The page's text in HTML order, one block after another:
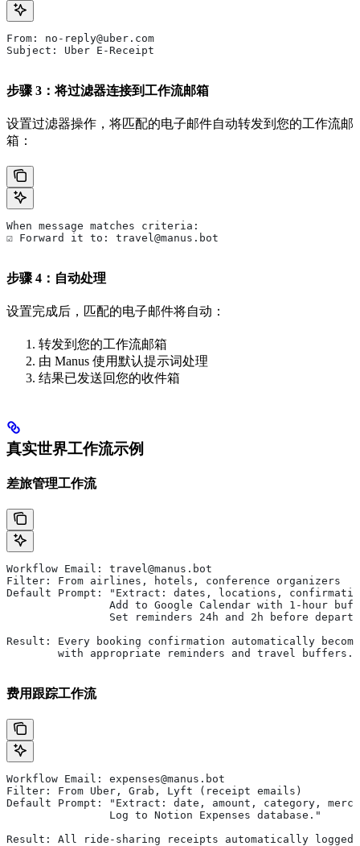
From: no-reply@uber.com
Subject: Uber E-Receipt
步骤 3：将过滤器连接到工作流邮箱
设置过滤器操作，将匹配的电子邮件自动转发到您的工作流邮
箱：
When message matches criteria:
☑ Forward it to: travel@manus.bot
步骤 4：自动处理
设置完成后，匹配的电子邮件将自动：
转发到您的工作流邮箱
由 Manus 使用默认提示词处理
结果已发送回您的收件箱
真实世界工作流示例
差旅管理工作流
Workflow Email: travel@manus.bot
Filter: From airlines, hotels, conference organizers
Default Prompt: "Extract: dates, locations,
Add to Google Calendar with 1-hour
Set reminders 24h and 2h before
Result: Every booking confirmation automatically
        with appropriate reminders and travel buffers.
费用跟踪工作流
Workflow Email: expenses@manus.bot
Filter: From Uber, Grab, Lyft (receipt emails)
Default Prompt: "Extract: date, amount, category,
                Log to Notion Expenses database."
Result: All ride-sharing receipts automatically logged